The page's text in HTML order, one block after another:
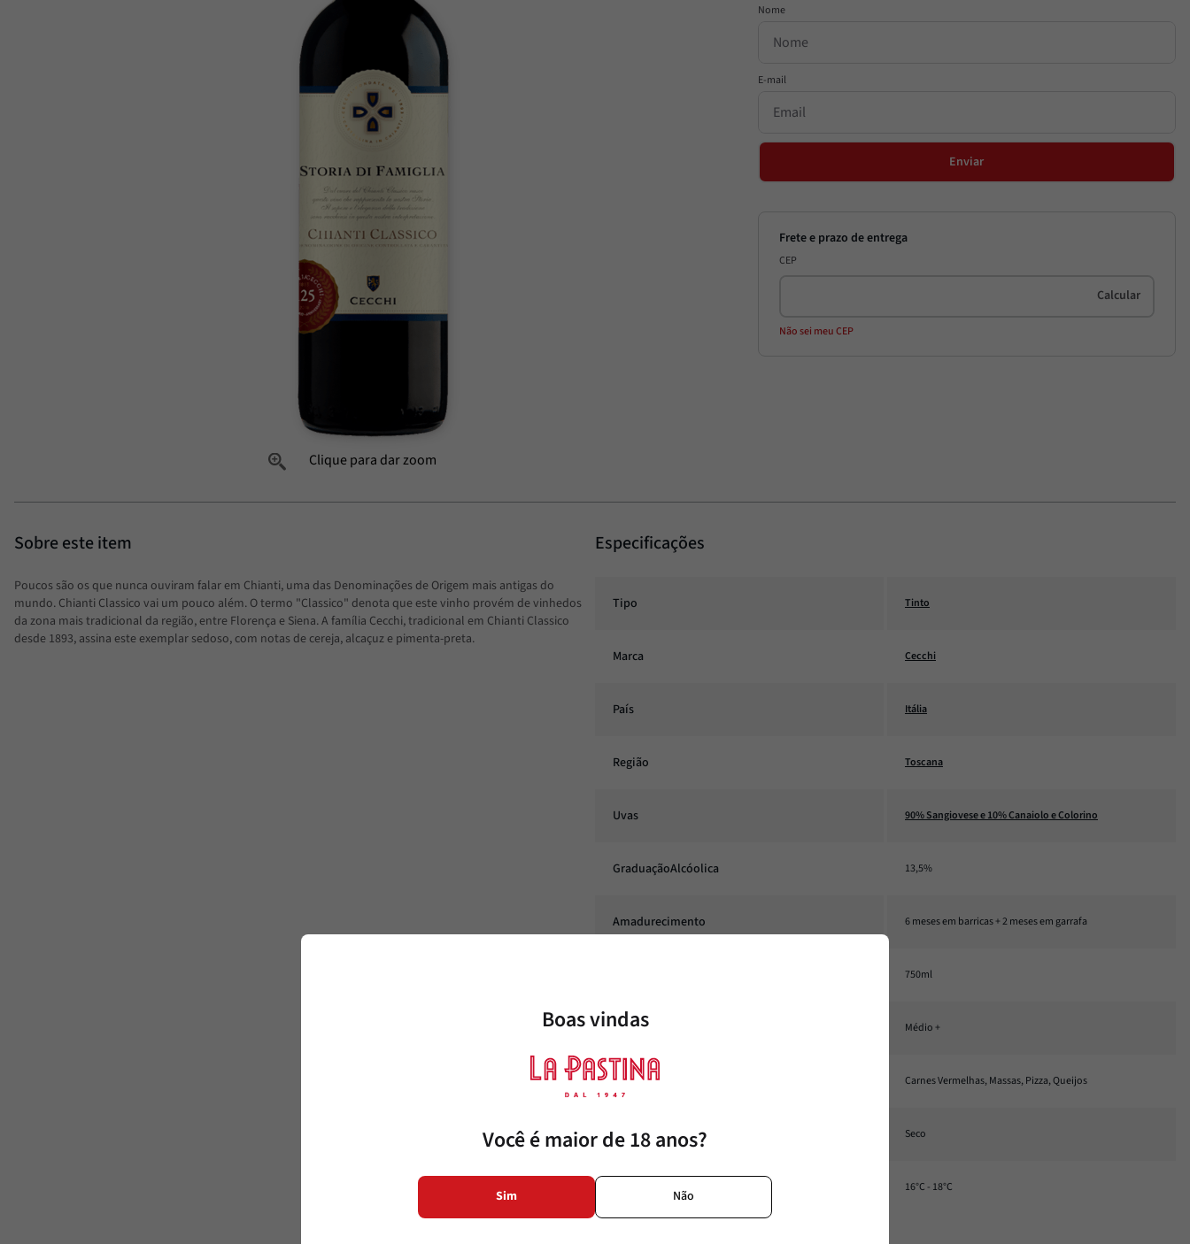
Enviar
CEP
Não sei meu CEP
Poucos são os que nunca ouviram falar em Chianti, uma das Denominações de Origem mais antigas do
mundo. Chianti Classico vai um pouco além. O termo "Classico" denota que este vinho provém de vinhedos
da zona mais tradicional da região, entre Florença e Siena. A família Cecchi, tradicional em Chianti Classico
desde 1893, assina este exemplar sedoso, com notas de cereja, alcaçuz e pimenta-preta.
Especificações
Tipo Tinto
Marca Cecchi
País Itália
Região Toscana
Uvas 90% Sangiovese e 10% Canaiolo e Colorino
GraduaçãoAlcóolica 13,5%
Amadurecimento 6 meses em barricas + 2 meses em garrafa
750ml
Corpo Médio +
Harmonização Carnes Vermelhas, Massas, Pizza, Queijos
Estilo Seco
Temperatura 16°C - 18°C
Boas vindas
Você é maior de 18 anos?
Sim Não